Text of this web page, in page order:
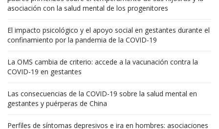
asociación con la salud mental de los progenitores
El impacto psicológico y el apoyo social en gestantes durante el
confinamiento por la pandemia de la COVID-19
La OMS cambia de criterio: accede a la vacunación contra la
COVID-19 en gestantes
Las consecuencias de la COVID-19 sobre la salud mental en
gestantes y puérperas de China
Perfiles de síntomas depresivos e ira en hombres: asociaciones